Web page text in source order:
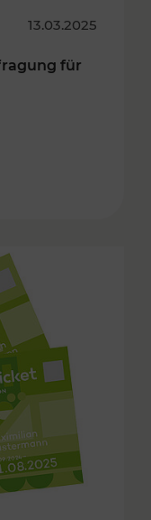
13.03.2025
für